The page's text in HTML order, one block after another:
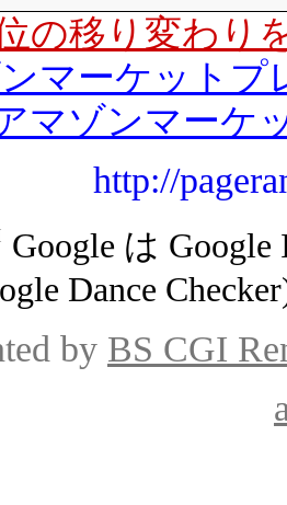
の移り変わり
マーケットプ
マゾンマーケ
http://
Google は
Dance
by BS CGI